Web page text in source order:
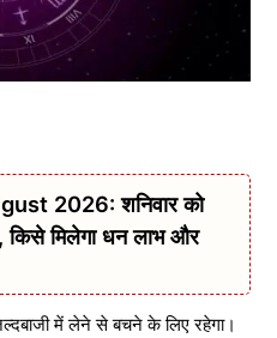
2026: शनिवार को
किसे मिलेगा धन लाभ और
में लेने से बचने के लिए रहेगा।